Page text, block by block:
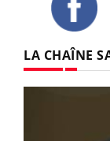
LA CHAÎNE